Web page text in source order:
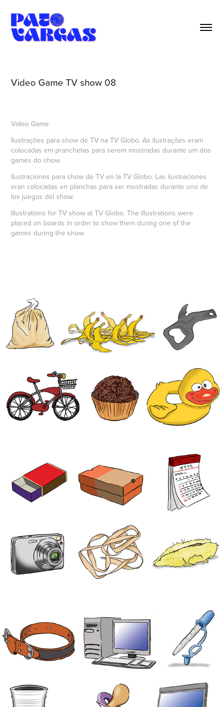
Video Game TV show 08
Video Game.
Ilustrações para show de TV na TV Globo. As ilustrações eram
colocadas em pranchetas para serem mostradas durante um dos
games do show.
Ilustraciones para show de TV en la TV Globo. Las ilustraciones
eran colocadas en planchas para ser mostradas durante uno de
los juegos del show.
Illustrations for TV show at TV Globo. The illustrations were
placed on boards in order to show them during one of the
games during the show.